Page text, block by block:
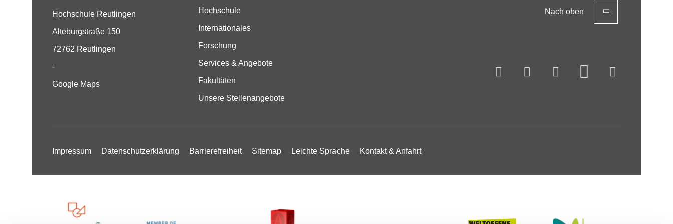
Nach oben
Hochschule Reutlingen
Alteburgstraße 150
72762 Reutlingen
-
Google Maps
Hochschule
Internationales
Forschung
Services & Angebote
Fakultäten
Unsere Stellenangebote
Impressum Datenschutzerklärung Barrierefreiheit Sitemap Leichte Sprache Kontakt & Anfahrt